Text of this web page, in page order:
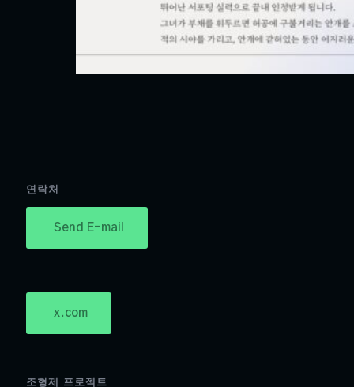
연락처
Send E-mail
x.com
조형제 프로젝트